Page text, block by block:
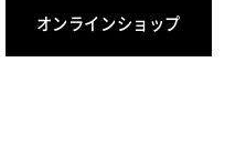
オンラインショップ